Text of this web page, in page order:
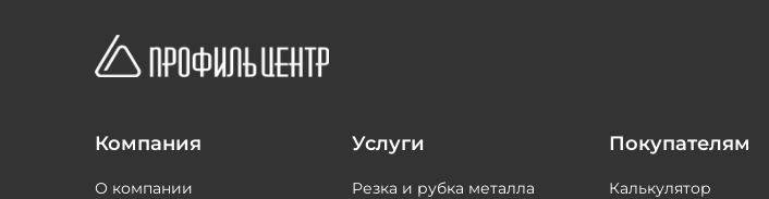
Компания
О компании
Услуги
Резка и рубка металла
Покупателям
Калькулятор